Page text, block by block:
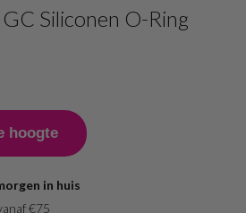
Siliconen O-Ring
hoogte
in huis
€75